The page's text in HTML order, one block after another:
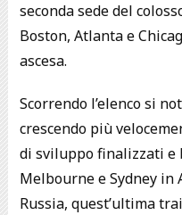
seconda sede del
Boston, Atlanta e
ascesa.
Scorrendo l’elenco si
crescendo più
di sviluppo finalizzati e
Melbourne e Sydney
Russia, quest’ultima